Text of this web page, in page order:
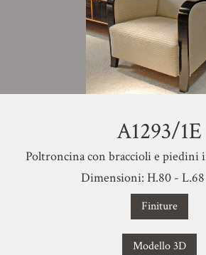
A1293/1E
Poltroncina con braccioli e piedini
Dimensioni: H.80 - L.68
Finiture
Modello 3D